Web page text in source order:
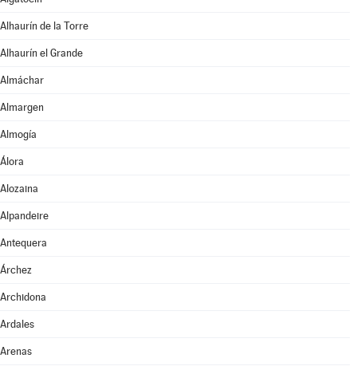
Alhaurín de la Torre
Alhaurín el Grande
Almáchar
Almargen
Almogía
Álora
Alozaina
Alpandeire
Antequera
Árchez
Archidona
Ardales
Arenas